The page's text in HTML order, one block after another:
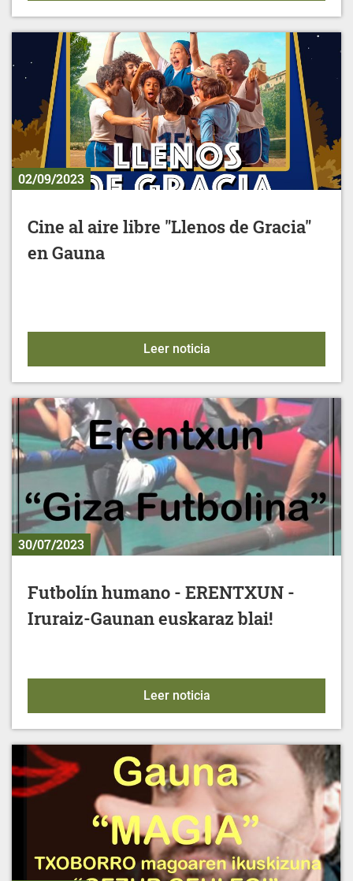
02/09/2023
Cine al aire libre "Llenos de Gracia"
en Gauna
Leer noticiaCine al aire libre "Llenos
30/07/2023
Futbolín humano - ERENTXUN -
Iruraiz-Gaunan euskaraz blai!
Leer noticiaFutbolín humano -